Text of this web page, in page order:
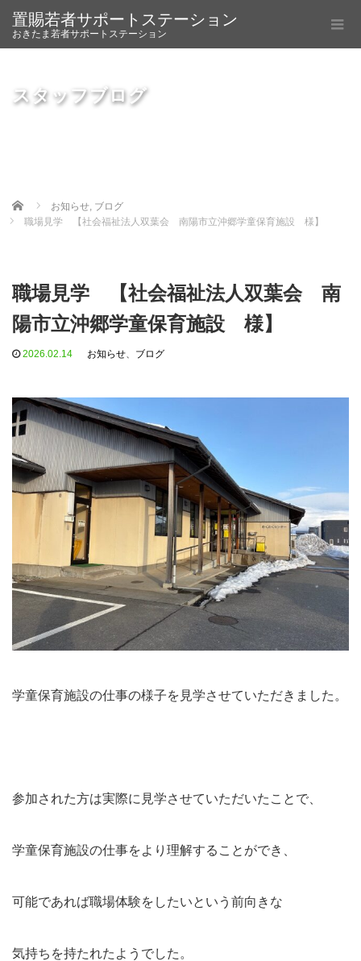
置賜若者サポートステーション
おきたま若者サポートステーション
スタッフブログ
Home お知らせ, ブログ
職場見学 【社会福祉法人双葉会 南陽市立沖郷学童保育施設 様】
職場見学 【社会福祉法人双葉会 南
陽市立沖郷学童保育施設 様】
2026.02.14 お知らせ、 ブログ
学童保育施設の仕事の様子を見学させていただきました。
参加された方は実際に見学させていただいたことで、
学童保育施設の仕事をより理解することができ、
可能であれば職場体験をしたいという前向きな
気持ちを持たれたようでした。